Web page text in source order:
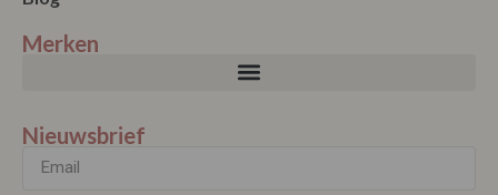
Merken
Nieuwsbrief